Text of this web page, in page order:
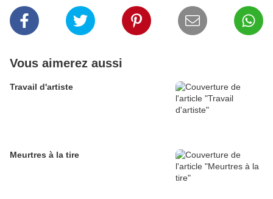
Vous aimerez aussi
Travail d'artiste
Meurtres à la tire